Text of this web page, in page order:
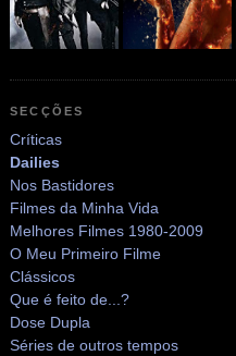
SECÇÕES
Críticas
Dailies
Nos Bastidores
Filmes da Minha Vida
Melhores Filmes 1980-2009
O Meu Primeiro Filme
Clássicos
Que é feito de...?
Dose Dupla
Séries de outros tempos